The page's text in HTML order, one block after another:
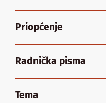
Priopćenje
Radnička pisma
Tema